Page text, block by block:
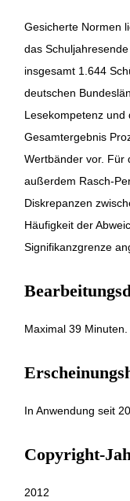
Gesicherte Normen
das
insgesamt 1.644
deutschen
Lesekompetenz und
Gesamtergebnis
Wertbänder vor. Für
außerdem Rasch-
Diskrepanzen
Häufigkeit der
Signifikanzgrenze
Maximal 39 Minuten.
In Anwendung seit
Copyright-
2012